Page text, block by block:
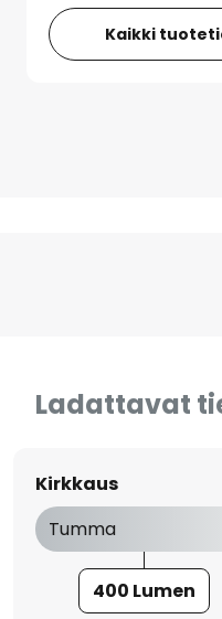
Kaikki
Ladattavat
Kirkkaus
Tumma
400 Lumen